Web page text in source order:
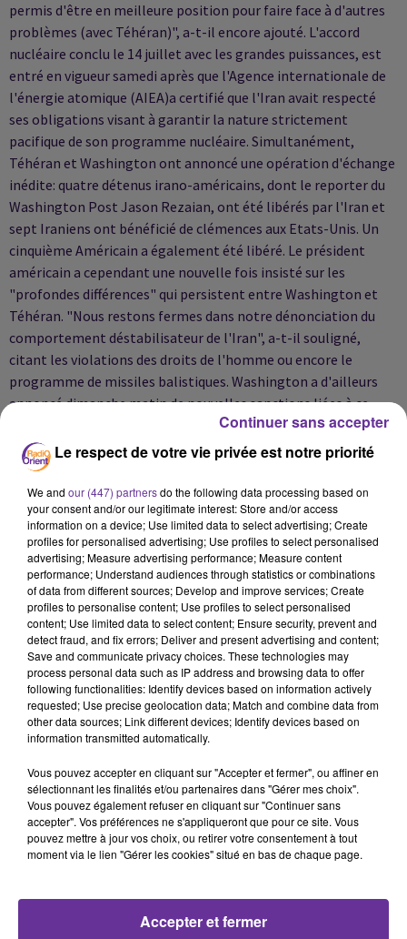
permis d'être en meilleure position pour faire face à d'autres
problèmes (avec Téhéran)", a-t-il encore ajouté. L'accord
nucléaire conclu le 14 juillet avec les grandes puissances, est
entré en vigueur samedi après que l'Agence internationale de
l'énergie atomique (AIEA)a certifié que l'Iran avait respecté
ses obligations visant à garantir la nature strictement
pacifique de son programme nucléaire. Simultanément,
Téhéran et Washington ont annoncé une opération d'échange
inédite: quatre détenus irano-américains, dont le reporter du
Washington Post Jason Rezaian, ont été libérés par l'Iran et
sept Iraniens ont bénéficié de clémences aux Etats-Unis. Un
cinquième Américain a également été libéré. Le président
américain a cependant une nouvelle fois insisté sur les
"profondes différences" qui persistent entre Washington et
Téhéran. "Nous restons fermes dans notre dénonciation du
comportement déstabilisateur de l'Iran", a-t-il souligné,
citant les violations des droits de l'homme ou encore le
programme de missiles balistiques. Washington a d'ailleurs
annoncé dimanche matin de nouvelles sanctions liées à ce
programme. Cinq ressortissants iraniens et un réseau
d'entreprises basées aux Emirats arabes unis et en Chine ont
été ajoutées à la liste noire financière américaine. M. Obama a
conclu son allocution en lançant un appel aux Iraniens. "Nos
gouvernements se parlent désormais. Après l'accord sur le
nucléaire, vous, particulièrement les jeunes, avez l'occasion de
tisser de nouveaux liens avec le monde", a-t-il lancé. "Nous
avons une rare occasion d'emprunter une nouvelle voie", a-t-il
ajouté. AFP
LA PLAYLIST
7h25
7h25
Le respect de votre vie privée est notre priorité
We and our (447) partnersdo the following data processing based on
your consent and/or our legitimate interest: Store and/or access
information on a device; Use limited data to select advertising; Create
profiles for personalised advertising; Use profiles to select personalised
advertising; Measure advertising performance; Measure content
performance; Understand audiences through statistics or combinations
of data from different sources; Develop and improve services; Create
profiles to personalise content; Use profiles to select personalised
content; Use limited data to select content; Ensure security, prevent and
detect fraud, and fix errors; Deliver and present advertising and content;
Save and communicate privacy choices. These technologies may
process personal data such as IP address and browsing data to offer
following functionalities: Identify devices based on information actively
requested; Use precise geolocation data; Match and combine data from
other data sources; Link different devices; Identify devices based on
information transmitted automatically.
Vous pouvez accepter en cliquant sur "Accepter et fermer", ou affiner en
sélectionnant les finalités et/ou partenaires dans "Gérer mes choix".
Vous pouvez également refuser en cliquant sur "Continuer sans
accepter". Vos préférences ne s'appliqueront que pour ce site. Vous
pouvez mettre à jour vos choix, ou retirer votre consentement à tout
moment via le lien "Gérer les cookies" situé en bas de chaque page.
Accepter et fermer
Continuer sans accepter